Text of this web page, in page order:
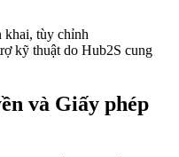
khai, tùy chỉnh
kỹ thuật do Hub2S cung
và Giấy phép